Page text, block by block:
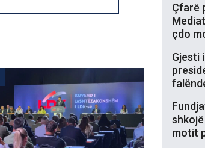
Çfarë
çdo
Gjesti
motit